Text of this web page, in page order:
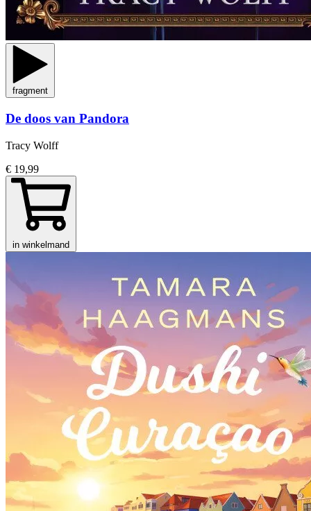
fragment
De doos van Pandora
Tracy Wolff
€ 19,99
in winkelmand